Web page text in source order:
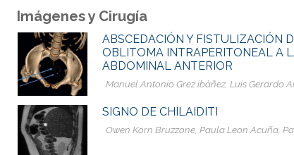
Imágenes y Cirugía
ABSCEDACIÓN Y FISTULIZACIÓN
OBLITOMA INTRAPERITONEAL A
ABDOMINAL ANTERIOR
Manuel Antonio Grez ibàñez, Luis Gerardo
SIGNO DE CHILAIDITI
Owen Korn Bruzzone, Paula Leon Acuña,